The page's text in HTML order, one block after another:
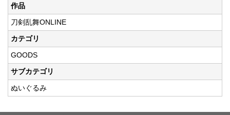
作品
刀剣乱舞ONLINE
カテゴリ
GOODS
サブカテゴリ
ぬいぐるみ